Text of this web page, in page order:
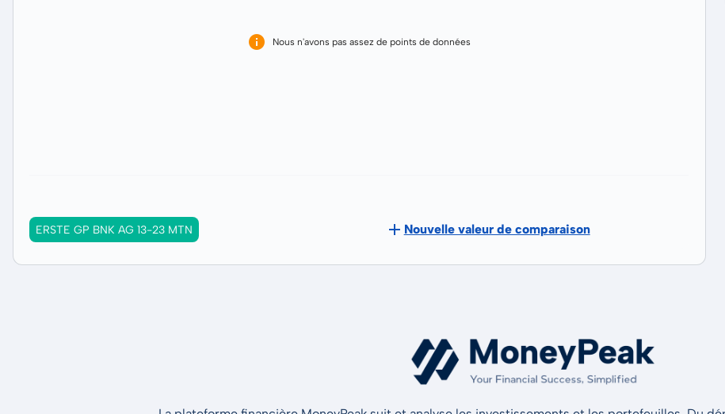
Nous n'avons pas assez de points de données
ERSTE GP BNK AG 13-23 MTN Nouvelle valeur de comparaison